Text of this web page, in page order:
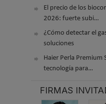
El precio de los
2026: fuerte subi…
¿Cómo detectar el
soluciones
Haier Perla Premium
tecnología para…
FIRMAS